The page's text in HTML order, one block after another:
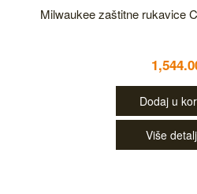
Milwaukee zaštitne rukavice
Dodaj u
Više